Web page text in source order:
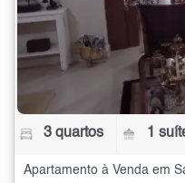
3 quartos 1
Apartamento à Venda em